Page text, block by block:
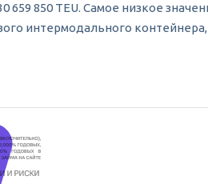
659 850 TEU. Самое низкое
интермодального